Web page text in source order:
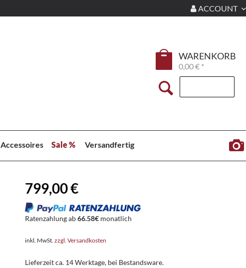
ACCOUNT
WARENKORB
0,00 € *
Accessoires Sale % Versandfertig
799,00 €
Ratenzahlung ab66.58€ monatlich
inkl. MwSt.zzgl. Versandkosten
Lieferzeit ca. 14 Werktage, bei Bestandsware.